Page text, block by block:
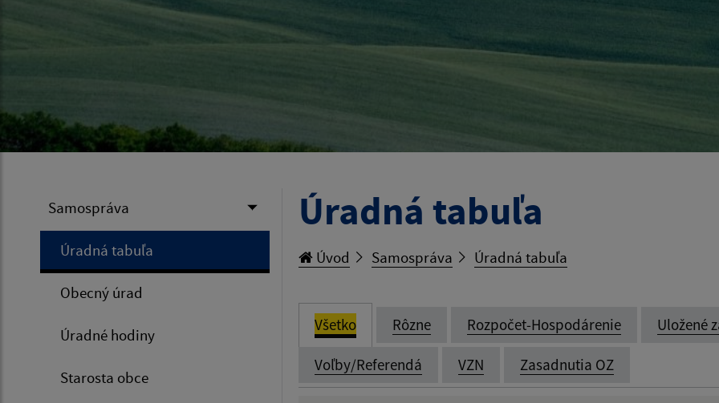
Samospráva
Úradná tabuľa
Obecný úrad
Úradné hodiny
Starosta obce
Úradná tabuľa
Úvod Samospráva Úradná tabuľa
Všetko Rôzne Rozpočet-Hospodárenie Uložené
Voľby/Referendá VZN Zasadnutia OZ